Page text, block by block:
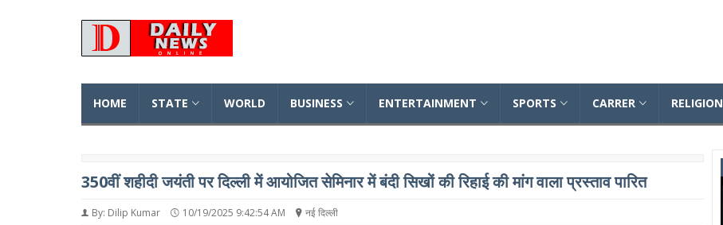
HOME STATE WORLD BUSINESS ENTERTAINMENT SPORTS CARRER RELIGION
350वीं शहीदी जयंती पर दिल्ली में आयोजित सेमिनार में बंदी सिखों की रिहाई की मांग वाला प्रस्ताव पारित
By: Dilip Kumar 10/19/2025 9:42:54 AM नई दिल्ली